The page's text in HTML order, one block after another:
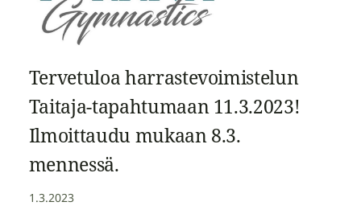
Pyrkivä Gymnastics
Tervetuloa harrastevoimistelun
Taitaja-tapahtumaan 11.3.2023!
Ilmoittaudu mukaan 8.3.
mennessä.
1.3.2023